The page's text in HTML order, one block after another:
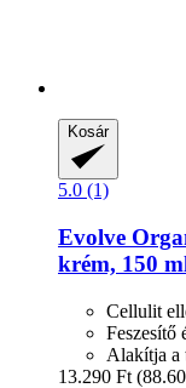
Kosár
5.0 (1)
Evolve
krém, 150
Cellulit
Feszesítő
Alakítja a
13.290 Ft